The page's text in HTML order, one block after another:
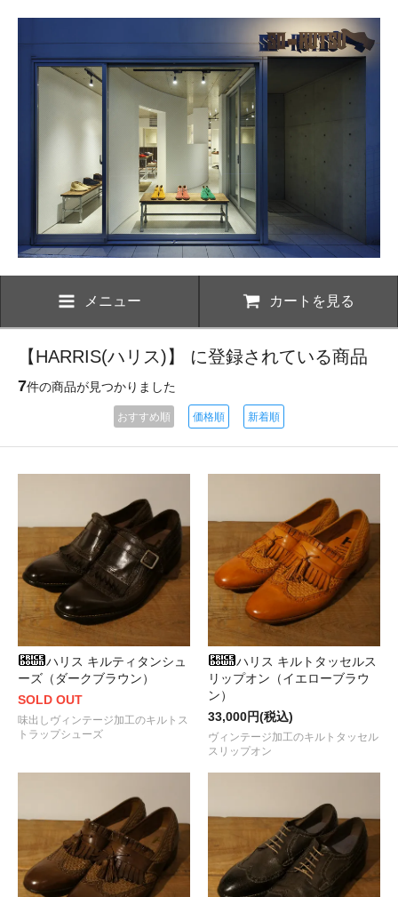
メニュー カートを見る
【HARRIS(ハリス)】 に登録されている商品
7件の商品が見つかりました
おすすめ順 価格順 新着順
ハリス キルティタンシュ
ーズ（ダークブラウン）
SOLD OUT
味出しヴィンテージ加工のキルトス
トラップシューズ
ハリス キルトタッセルス
リップオン（イエローブラウ
ン）
33,000円(税込)
ヴィンテージ加工のキルトタッセル
スリップオン